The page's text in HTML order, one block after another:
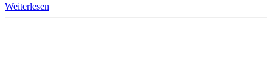
Weiterlesen